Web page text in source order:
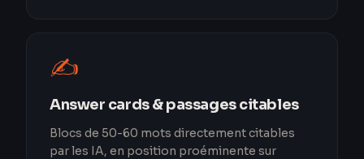
✍️
Answer cards & passages citables
Blocs de 50-60 mots directement citables
par les IA, en position proéminente sur